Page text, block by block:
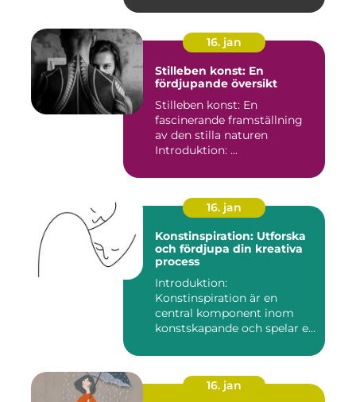
16. jan
Stilleben konst: En
fördjupande översikt
Stilleben konst: En
fascinerande framställning
av den stilla naturen
Introduktion: ...
16. jan
Konstinspiration: Utforska
och fördjupa din kreativa
process
Introduktion:
Konstinspiration är en
central komponent inom
konstskapande och spelar en
16. jan